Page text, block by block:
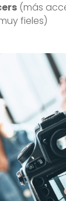
(más
fieles)